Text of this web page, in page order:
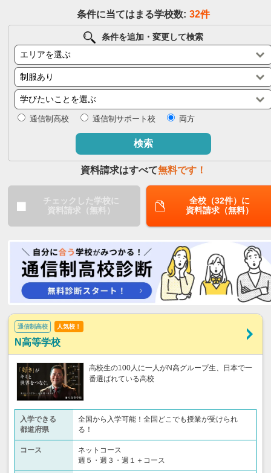
九州・沖縄
条件に当てはまる学校数: 32件
条件を追加・変更して検索
通信制高校 通信制サポート校 両方
検索
資料請求はすべて無料です！
チェックした学校に
資料請求（無料）
全校（32件）に
資料請求（無料）
通信制高校 人気校！
N高等学校
高校生の100人に一人がN高グループ生、日本で一
番選ばれている高校
入学できる
都道府県
全国から入学可能！全国どこでも授業が受けられ
る！
コース
ネットコース
週５・週３・週１＋コース